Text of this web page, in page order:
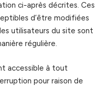
ci-après décrites. Ces
d’être modifiées
utilisateurs du site sont
régulière.
accessible à tout
pour raison de